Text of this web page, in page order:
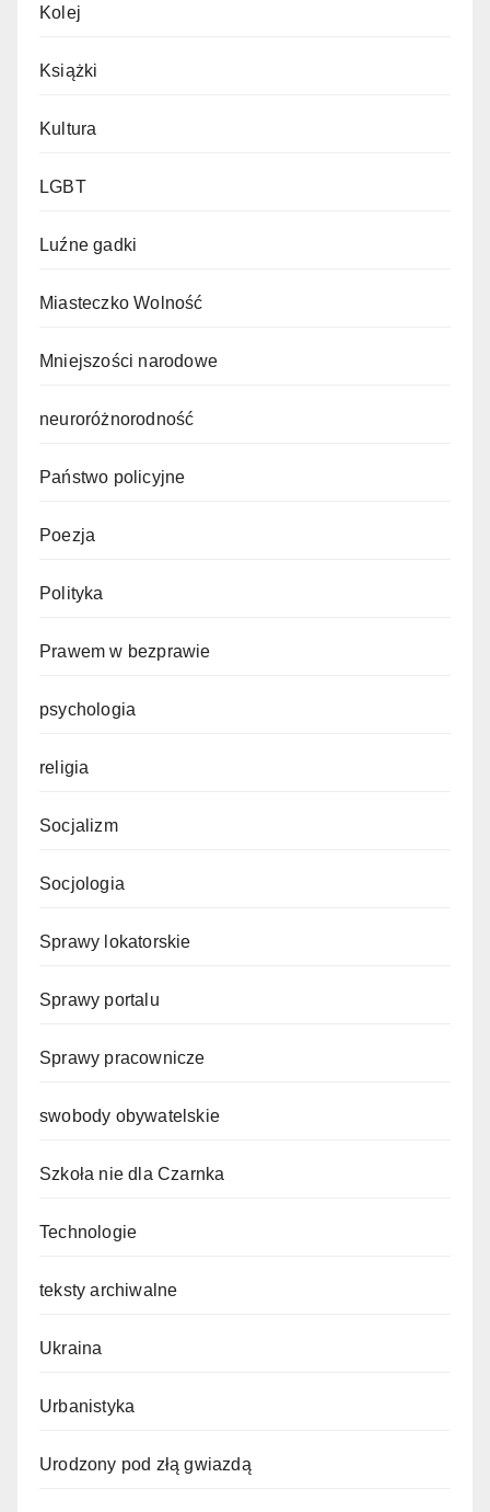
Kolej
Książki
Kultura
LGBT
Luźne gadki
Miasteczko Wolność
Mniejszości narodowe
neuroróżnorodność
Państwo policyjne
Poezja
Polityka
Prawem w bezprawie
psychologia
religia
Socjalizm
Socjologia
Sprawy lokatorskie
Sprawy portalu
Sprawy pracownicze
swobody obywatelskie
Szkoła nie dla Czarnka
Technologie
teksty archiwalne
Ukraina
Urbanistyka
Urodzony pod złą gwiazdą